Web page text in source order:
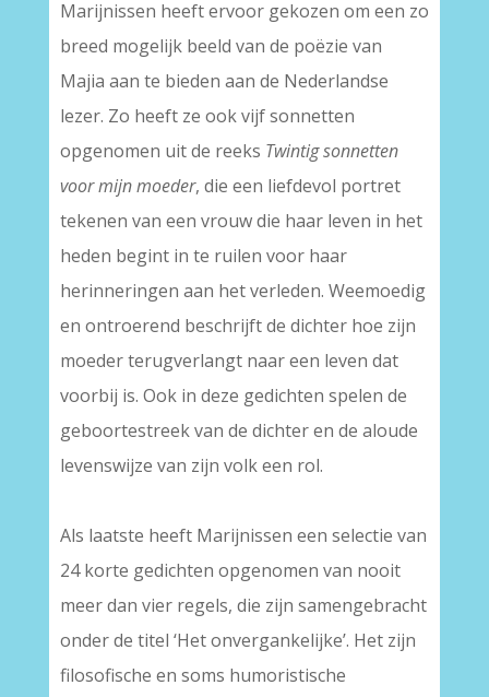
Marijnissen heeft ervoor gekozen om een zo
breed mogelijk beeld van de poëzie van
Majia aan te bieden aan de Nederlandse
lezer. Zo heeft ze ook vijf sonnetten
opgenomen uit de reeks Twintig sonnetten
voor mijn moeder, die een liefdevol portret
tekenen van een vrouw die haar leven in het
heden begint in te ruilen voor haar
herinneringen aan het verleden. Weemoedig
en ontroerend beschrijft de dichter hoe zijn
moeder terugverlangt naar een leven dat
voorbij is. Ook in deze gedichten spelen de
geboortestreek van de dichter en de aloude
levenswijze van zijn volk een rol.
Als laatste heeft Marijnissen een selectie van
24 korte gedichten opgenomen van nooit
meer dan vier regels, die zijn samengebracht
onder de titel ‘Het onvergankelijke’. Het zijn
filosofische en soms humoristische